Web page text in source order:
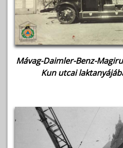
Mávag-Daimler-Benz-
Kun utcai